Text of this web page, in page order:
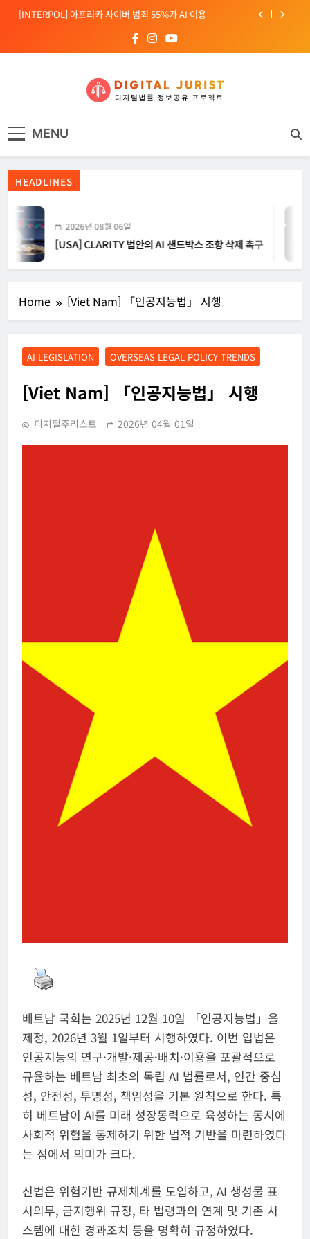
Skip[INTERPOL] 아프리카 사이버 범죄 55%가 AI 이용
[소청백의 노동&사람] 삼성SDS 노동조합 설립을 바라보며
[USA] CLARITY 법안의 AI 샌드박스 조항 삭제 촉구
[INTERPOL] 아프리카 사이버 범죄 55%가 AI 이용
[소청백의 노동&사람] 삼성SDS 노동조합 설립을 바라보며
MENU
HEADLINES
2026년 08월 06일
[USA] CLARITY 법안의 AI 샌드박스 조항 삭제 촉구
Home [Viet Nam] 「인공지능법」 시행
AI LEGISLATION OVERSEAS LEGAL POLICY TRENDS
[Viet Nam] 「인공지능법」 시행
디지털주리스트 2026년 04월 01일
베트남 국회는 2025년 12월 10일 「인공지능법」을
제정, 2026년 3월 1일부터 시행하였다. 이번 입법은
인공지능의 연구·개발·제공·배치·이용을 포괄적으로
규율하는 베트남 최초의 독립 AI 법률로서, 인간 중심
성, 안전성, 투명성, 책임성을 기본 원칙으로 한다. 특
히 베트남이 AI를 미래 성장동력으로 육성하는 동시에
사회적 위험을 통제하기 위한 법적 기반을 마련하였다
는 점에서 의미가 크다.
신법은 위험기반 규제체계를 도입하고, AI 생성물 표
시의무, 금지행위 규정, 타 법령과의 연계 및 기존 시
스템에 대한 경과조치 등을 명확히 규정하였다.